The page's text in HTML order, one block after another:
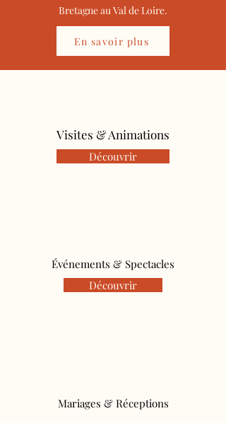
Bretagne au Val de Loire.
En savoir plus
Visites & Animations
Découvrir
Événements & Spectacles
Découvrir
Mariages & Réceptions